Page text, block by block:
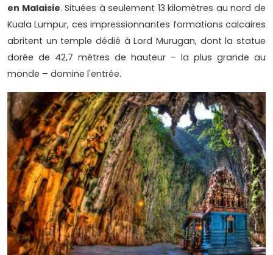
en Malaisie. Situées à seulement 13 kilomètres au nord de
Kuala Lumpur, ces impressionnantes formations calcaires
abritent un temple dédié à Lord Murugan, dont la statue
dorée de 42,7 mètres de hauteur – la plus grande au
monde – domine l'entrée.